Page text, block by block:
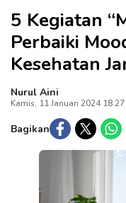
5 Kegiatan
Perbaiki
Kesehatan
Nurul Aini
Kamis, 11 Januari 2024
Bagikan